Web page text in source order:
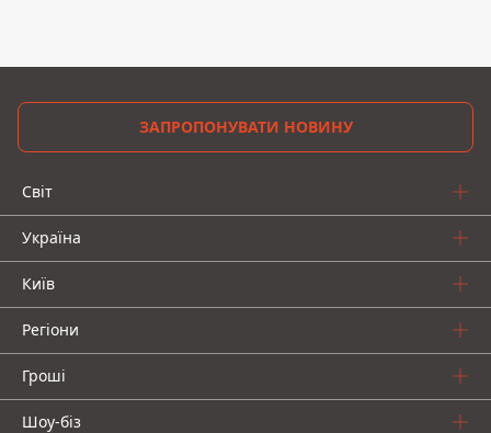
ЗАПРОПОНУВАТИ НОВИНУ
Світ
Україна
Київ
Регіони
Гроші
Шоу-біз